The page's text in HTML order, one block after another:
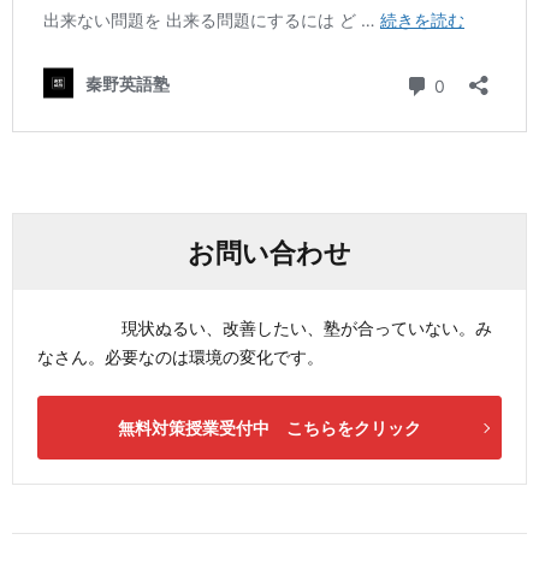
お問い合わせ
現状ぬるい、改善したい、塾が合っていない。み
なさん。必要なのは環境の変化です。
無料対策授業受付中 こちらをクリック